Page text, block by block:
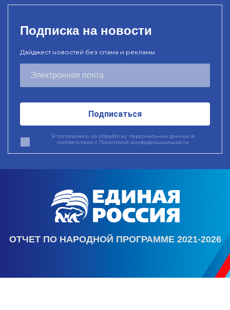
Подписка на новости
Дайджест новостей без спама и рекламы
Подписаться
Я соглашаюсь на обработку персональных данных в
соответствии с Политикой конфиденциальности
ОТЧЕТ ПО НАРОДНОЙ ПРОГРАММЕ 2021-2026